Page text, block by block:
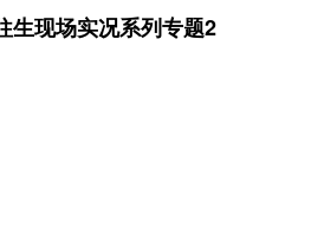
生现场实况系列专题2